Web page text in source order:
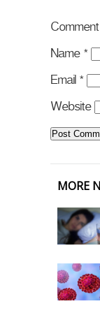
Comment
Name *
Email *
Website
MORE